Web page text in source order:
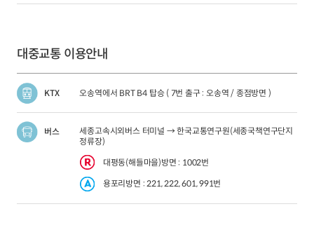
대중교통 이용안내
KTX 오송역에서 BRT B4 탑승 ( 7번 출구 : 오송역 / 종점방면 )
버스
세종고속시외버스 터미널 → 한국교통연구원(세종국책연구단지
정류장)
대평동(해들마을)방면 : 1002번
용포리방면 : 221, 222, 601, 991번